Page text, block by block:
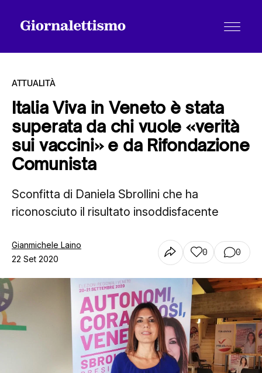
Tutti gli articoli
ATTUALITÀ
Italia Viva in Veneto è stata
superata da chi vuole «verità
sui vaccini» e da Rifondazione
Comunista
Sconfitta di Daniela Sbrollini che ha
riconosciuto il risultato insoddisfacente
Gianmichele Laino
22 Set 2020
0 0